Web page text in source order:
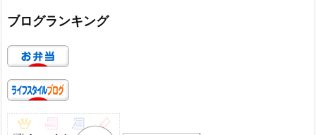
ブログランキング